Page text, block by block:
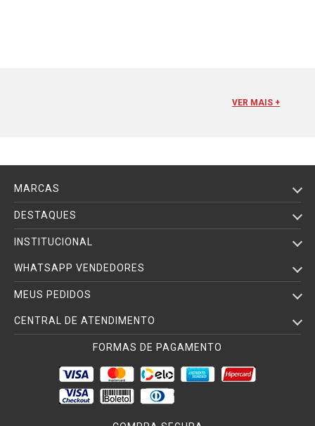
VER MAIS +
MARCAS
DESTAQUES
INSTITUCIONAL
WHATSAPP VENDEDORES
MEUS PEDIDOS
CENTRAL DE ATENDIMENTO
FORMAS DE PAGAMENTO